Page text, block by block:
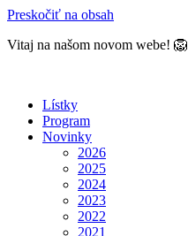
Preskočiť na obsah
Vitaj na našom novom webe! 🦁
Lístky
Program
Novinky
2026
2025
2024
2023
2022
2021